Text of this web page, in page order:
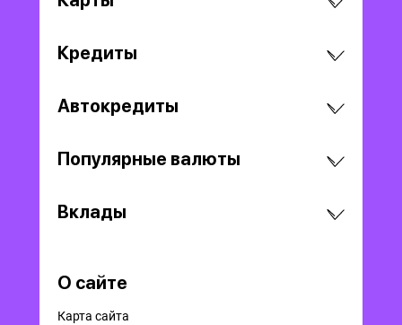
Кредиты
Автокредиты
Популярные валюты
Вклады
О сайте
Карта сайта